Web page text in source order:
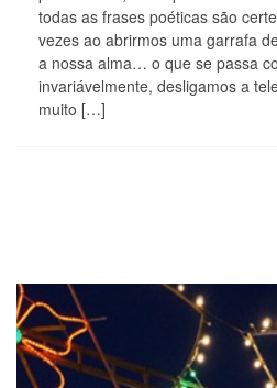
todas as frases poéticas são
vezes ao abrirmos uma garrafa
a nossa alma… o que se passa
invariávelmente, desligamos a
muito […]